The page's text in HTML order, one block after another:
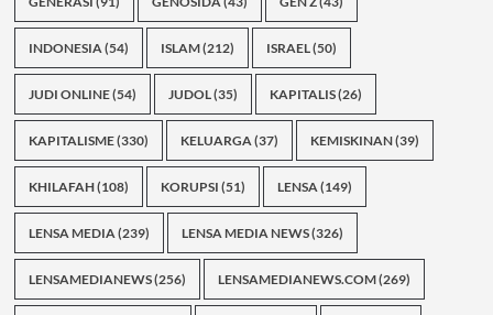
INDONESIA(54) ISLAM(212) ISRAEL(50)
JUDI ONLINE(54) JUDOL(35) KAPITALIS(26)
KAPITALISME(330) KELUARGA(37) KEMISKINAN(39)
KHILAFAH(108) KORUPSI (51) LENSA(149)
LENSA MEDIA(239) LENSA MEDIA NEWS(326)
LENSAMEDIANEWS(256) LENSAMEDIANEWS.COM(269)